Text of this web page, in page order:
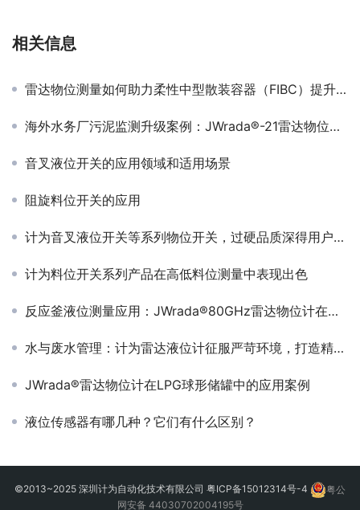
相关信息
雷达物位测量如何助力柔性中型散装容器（FIBC）提升效率，避免吨袋浪费
海外水务厂污泥监测升级案例：JWrada®-21雷达物位计助力智慧污泥管理
音叉液位开关的应用领域和适用场景
阻旋料位开关的应用
计为音叉液位开关等系列物位开关，过硬品质深得用户信赖
计为料位开关系列产品在高低料位测量中表现出色
反应釜液位测量应用：JWrada®80GHz雷达物位计在油水分离与搅拌反应釜中的应用方案
水与废水管理：计为雷达液位计征服严苛环境，打造精准监控新时代管理
JWrada®雷达物位计在LPG球形储罐中的应用案例
液位传感器有哪几种？它们有什么区别？
©2013~2025 深圳计为自动化技术有限公司 粤ICP备15012314号-4
粤公
网安备 44030702004195号